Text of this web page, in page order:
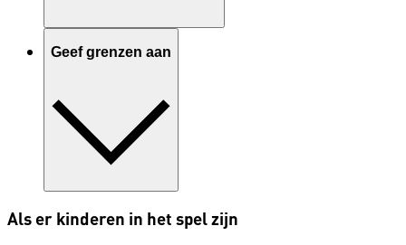
Geef grenzen aan
Als er kinderen in het spel zijn